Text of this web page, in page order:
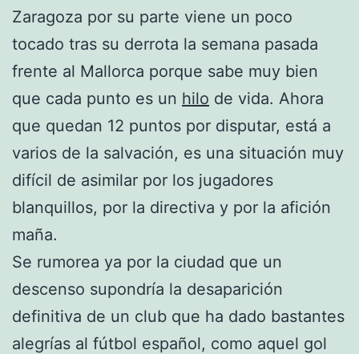
Zaragoza por su parte viene un poco
tocado tras su derrota la semana pasada
frente al Mallorca porque sabe muy bien
que cada punto es un hilo de vida. Ahora
que quedan 12 puntos por disputar, está a
varios de la salvación, es una situación muy
difícil de asimilar por los jugadores
blanquillos, por la directiva y por la afición
maña.
Se rumorea ya por la ciudad que un
descenso supondría la desaparición
definitiva de un club que ha dado bastantes
alegrías al fútbol español, como aquel gol